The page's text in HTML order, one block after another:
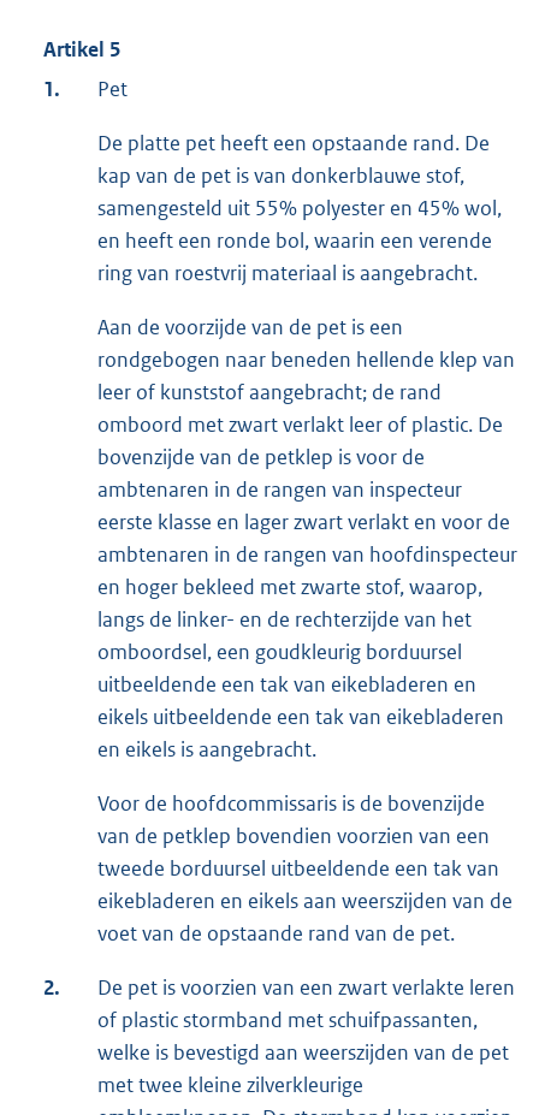
Artikel 5
1.
Pet
De platte pet heeft een opstaande rand. De
kap van de pet is van donkerblauwe stof,
samengesteld uit 55% polyester en 45% wol,
en heeft een ronde bol, waarin een verende
ring van roestvrij materiaal is aangebracht.
Aan de voorzijde van de pet is een
rondgebogen naar beneden hellende klep van
leer of kunststof aangebracht; de rand
omboord met zwart verlakt leer of plastic. De
bovenzijde van de petklep is voor de
ambtenaren in de rangen van inspecteur
eerste klasse en lager zwart verlakt en voor de
ambtenaren in de rangen van hoofdinspecteur
en hoger bekleed met zwarte stof, waarop,
langs de linker- en de rechterzijde van het
omboordsel, een goudkleurig borduursel
uitbeeldende een tak van eikebladeren en
eikels uitbeeldende een tak van eikebladeren
en eikels is aangebracht.
Voor de hoofdcommissaris is de bovenzijde
van de petklep bovendien voorzien van een
tweede borduursel uitbeeldende een tak van
eikebladeren en eikels aan weerszijden van de
voet van de opstaande rand van de pet.
2.
De pet is voorzien van een zwart verlakte leren
of plastic stormband met schuifpassanten,
welke is bevestigd aan weerszijden van de pet
met twee kleine zilverkleurige